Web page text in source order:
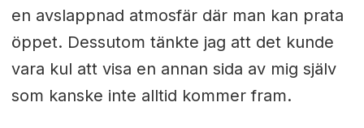
en avslappnad atmosfär där man kan prata
öppet. Dessutom tänkte jag att det kunde
vara kul att visa en annan sida av mig själv
som kanske inte alltid kommer fram.